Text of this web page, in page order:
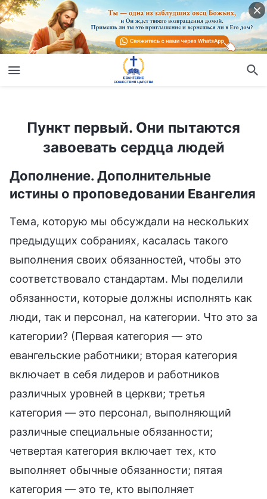
Пункт первый. Они пытаются
завоевать сердца людей
Дополнение. Дополнительные
истины о проповедовании Евангелия
Тема, которую мы обсуждали на нескольких
предыдущих собраниях, касалась такого
выполнения своих обязанностей, чтобы это
соответствовало стандартам. Мы поделили
обязанности, которые должны исполнять как
люди, так и персонал, на категории. Что это за
категории? (Первая категория — это
евангельские работники; вторая категория
включает в себя лидеров и работников
различных уровней в церкви; третья
категория — это персонал, выполняющий
различные специальные обязанности;
четвертая категория включает тех, кто
выполняет обычные обязанности; пятая
категория — это те, кто выполняет